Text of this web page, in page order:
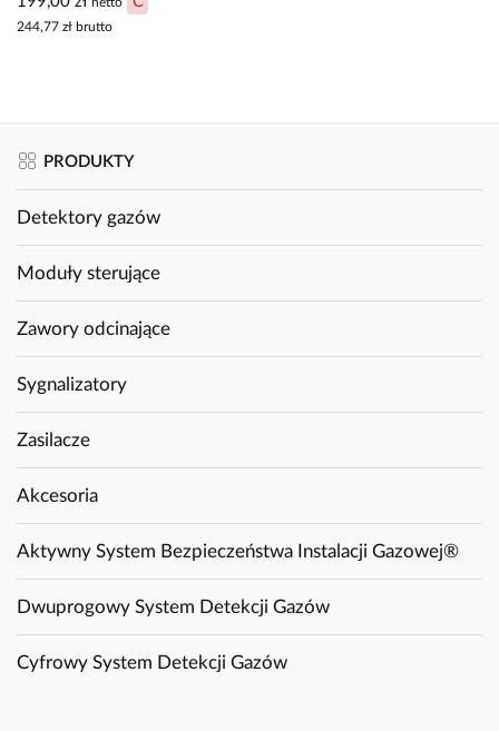
244,77 zł brutto
PRODUKTY
Detektory gazów
Moduły sterujące
Zawory odcinające
Sygnalizatory
Zasilacze
Akcesoria
Aktywny System Bezpieczeństwa Instalacji Gazowej®
Dwuprogowy System Detekcji Gazów
Cyfrowy System Detekcji Gazów